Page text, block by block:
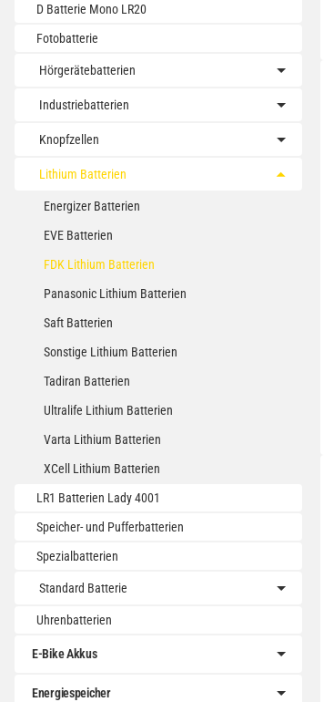
D Batterie Mono LR20
Fotobatterie
Hörgerätebatterien
Industriebatterien
Knopfzellen
Lithium Batterien
Energizer Batterien
EVE Batterien
FDK Lithium Batterien
Panasonic Lithium Batterien
Saft Batterien
Sonstige Lithium Batterien
Tadiran Batterien
Ultralife Lithium Batterien
Varta Lithium Batterien
XCell Lithium Batterien
LR1 Batterien Lady 4001
Speicher- und Pufferbatterien
Spezialbatterien
Standard Batterie
Uhrenbatterien
E-Bike Akkus
Energiespeicher